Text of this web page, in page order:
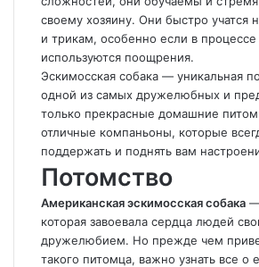
своему хозяину. Они быстро учатся
и трикам, особенно если в процессе
используются поощрения.
Эскимосская собака — уникальная
одной из самых дружелюбных и
только прекрасные домашние
отличные компаньоны, которые
поддержать и поднять вам
Потомство
Американская эскимосская собака —
которая завоевала сердца людей
дружелюбием. Но прежде чем
такого питомца, важно узнать все о